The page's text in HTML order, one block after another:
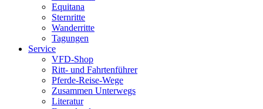
Equitana
Sternritte
Wanderritte
Tagungen
Service
VFD-Shop
Ritt- und Fahrtenführer
Pferde-Reise-Wege
Zusammen Unterwegs
Literatur